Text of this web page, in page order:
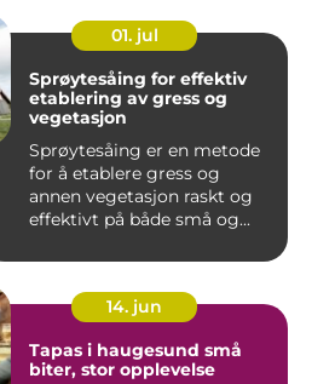
01. jul
Sprøytesåing for effektiv
etablering av gress og
vegetasjon
Sprøytesåing er en metode
for å etablere gress og
annen vegetasjon raskt og
effektivt på både små og...
14. jun
Tapas i haugesund små
biter, stor opplevelse